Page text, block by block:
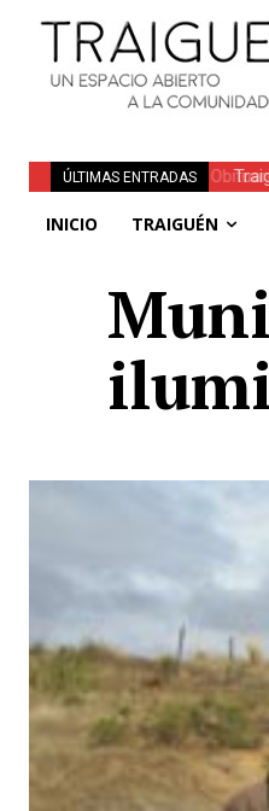
ÚLTIMAS ENTRADAS
INICIO TRAIGUÉN